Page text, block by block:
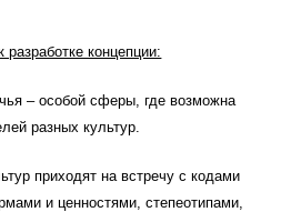
концепции:
– особой сферы, где возможна
разных культур.
приходят на встречу с кодами
и ценностями, степеотипами,